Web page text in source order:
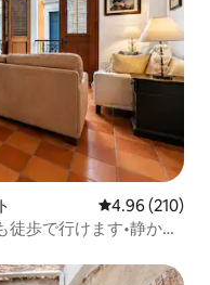
レビュー210
4.96 (210)
歩で行けます•静か、